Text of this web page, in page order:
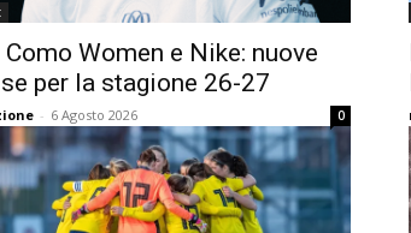
Como Women e Nike: nuove
per la stagione 26-27
- 6 Agosto 2026 0